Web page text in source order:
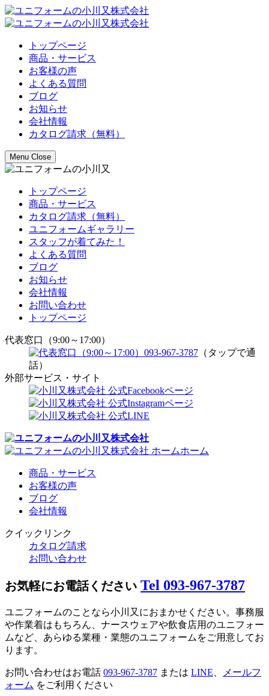
トップページ
商品・サービス
お客様の声
よくある質問
ブログ
お知らせ
会社情報
カタログ請求（無料）
Menu Close
トップページ
商品・サービス
カタログ請求（無料）
ユニフォームギャラリー
スタッフが着てみた！
よくある質問
ブログ
お知らせ
会社情報
お問い合わせ
トップページ
代表窓口（9:00～17:00）
093-967-3787 （タップで通
話）
外部サービス・サイト
ホーム
商品・サービス
お客様の声
ブログ
会社情報
クイックリンク
カタログ請求
お問い合わせ
お気軽にお電話ください Tel 093-967-3787
ユニフォームのことなら小川又におまかせください。事務服
や作業着はもちろん、ナースウェアや飲食店用のユニフォー
ムなど、あらゆる業種・業態のユニフォームをご用意してお
ります。
お問い合わせはお電話 093-967-3787 または LINE
メールフ
ォーム をご利用ください